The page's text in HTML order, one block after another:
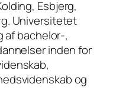
Esbjerg,
Universitetet
af bachelor-,
inden for
og